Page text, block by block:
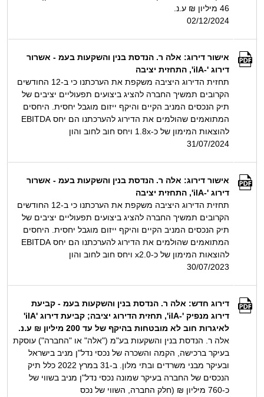
46 מיליון ₪ ע.נ.
02/12/2024
אישור דירוג: אלה ר. הנדסת בנין והשקעות בעמ - אשרור
דירוג '-ilA', התחזית יציבה
תחזית הדירוג היציבה משקפת את הערכתנו כי ב-12 החודשים
הקרובים תמשיך החברה להציג ביצועים תפעוליים יציבים של
תיק הנכסים המניב הקיים והיקף ייזום מוגבל יחסית. היחסים
המתואמים שהולמים את הדירוג להערכתנו הם יחס EBITDA
להוצאות המימון של כ-1.8x ויחס חוב לחוב והון
31/07/2024
אישור דירוג: אלה ר. הנדסת בנין והשקעות בעמ - אשרור
דירוג '-ilA', התחזית יציבה
תחזית הדירוג היציבה משקפת את הערכתנו כי ב-12 החודשים
הקרובים תמשיך החברה להציג ביצועים תפעוליים יציבים של
תיק הנכסים המניב הקיים והיקף ייזום מוגבל יחסית. היחסים
המתואמים שהולמים את הדירוג להערכתנו הם יחס EBITDA
להוצאות המימון של כ-x2.0 ויחס חוב לחוב והון
30/07/2023
דירוג חדש: אלה ר. הנדסת בנין והשקעות בעמ - קביעת
דירוג מנפיק '-ilA', תחזית הדירוג יציבה; קביעת דירוג 'ilA'
לאיגרות חוב לא מובטחות בהיקף של עד 200 מיליון ₪ ע.נ.
אלה ר. הנדסת בנין והשקעות בע"מ ("אלה" או "החברה") עוסקת
בעיקר ברכישה, הקמה והשכרה של נכסי נדל"ן מניב בישראל
ובעיקר מבני משרדים ובתי מלון. ב-31 במרץ 2022 כלל תיק
הנכסים של החברה בעיקר שמונה נכסי נדל"ן מניב בשווי של
כ-760 מיליון ₪ (חלק החברה, השווי של נכס